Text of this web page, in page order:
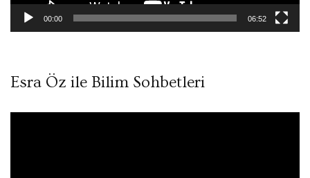
00:00 06:52
Esra Öz ile Bilim Sohbetleri